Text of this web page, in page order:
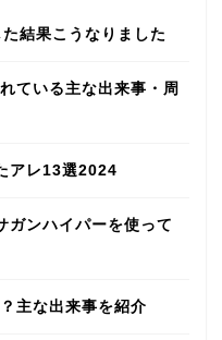
結果こうなりました
ている主な出来事・周
アレ13選2024
ガンハイパーを使って
主な出来事を紹介